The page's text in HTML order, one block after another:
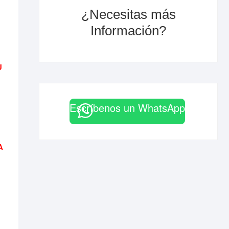
¿Necesitas más
Información?
Escríbenos un WhatsApp